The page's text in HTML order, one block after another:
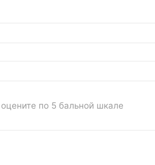
по 5 бальной шкале